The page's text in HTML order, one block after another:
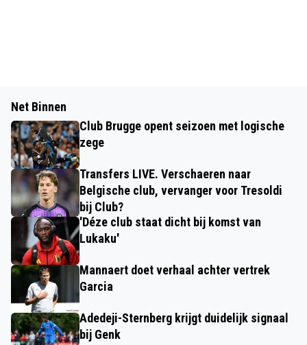
Net Binnen
Club Brugge opent seizoen met logische
zege
Transfers LIVE. Verschaeren naar
Belgische club, vervanger voor Tresoldi
bij Club?
'Déze club staat dicht bij komst van
Lukaku'
Mannaert doet verhaal achter vertrek
Garcia
Adedeji-Sternberg krijgt duidelijk signaal
bij Genk